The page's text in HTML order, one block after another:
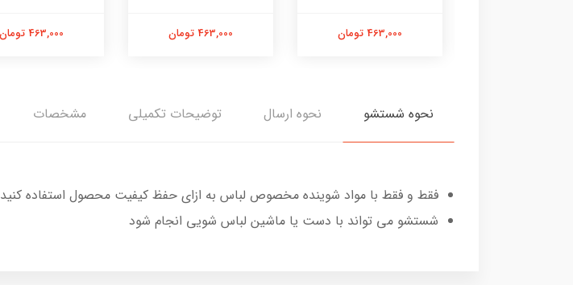
463,000 تومان 463,000 تومان 463,000 تومان
نحوه شستشو نحوه ارسال توضیحات تکمیلی مشخصات
فقط و فقط با مواد شوینده مخصوص لباس به ازای حفظ کیفیت محصول استفاده کنید
شستشو می تواند با دست یا ماشین لباس شویی انجام شود